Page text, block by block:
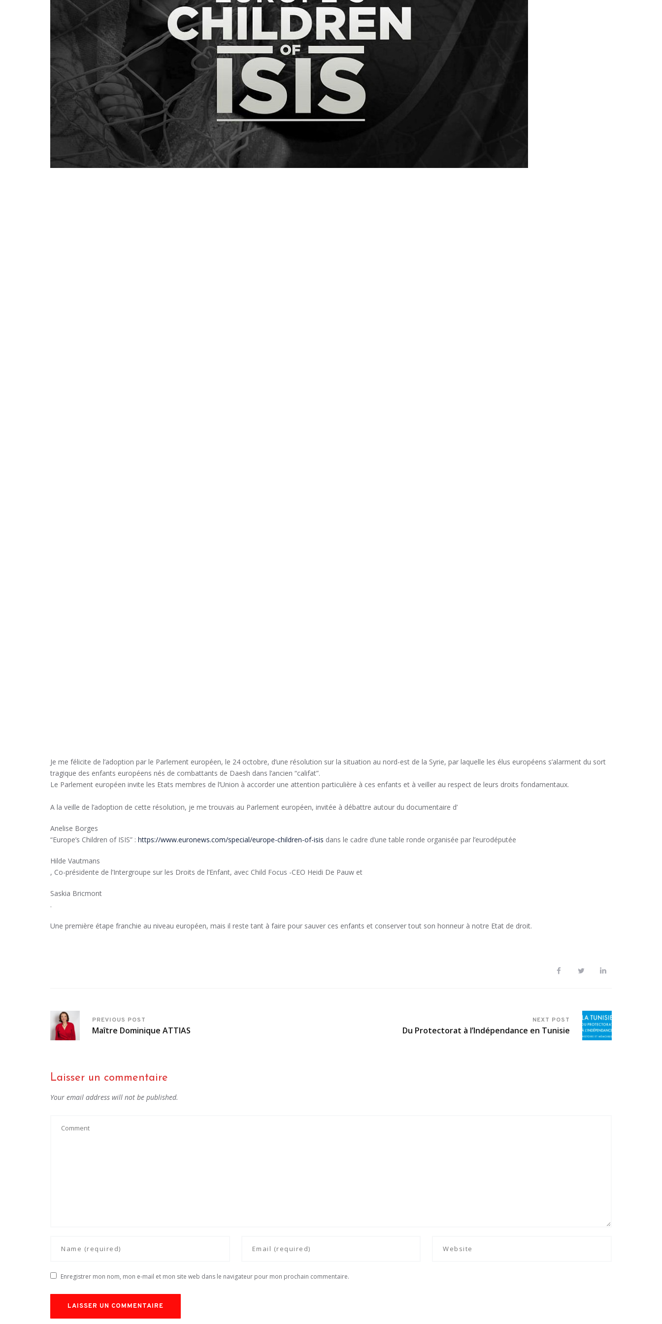
Je me félicite de l’adoption par le Parlement européen, le 24 octobre, d’une résolution sur la situation au nord-est de la Syrie, par laquelle les élus européens s’alarment du sort
tragique des enfants européens nés de combattants de Daesh dans l’ancien “califat”.
Le Parlement européen invite les Etats membres de l’Union à accorder une attention particulière à ces enfants et à veiller au respect de leurs droits fondamentaux.
A la veille de l’adoption de cette résolution, je me trouvais au Parlement européen, invitée à débattre autour du documentaire d’
Anelise Borges
“Europe’s Children of ISIS” : https://www.euronews.com/special/europe-children-of-isis dans le cadre d’une table ronde organisée par l’eurodéputée
Hilde Vautmans
, Co-présidente de l’Intergroupe sur les Droits de l’Enfant, avec Child Focus -CEO Heidi De Pauw et
Saskia Bricmont
.
Une première étape franchie au niveau européen, mais il reste tant à faire pour sauver ces enfants et conserver tout son honneur à notre Etat de droit.
PREVIOUS POST
Maître Dominique ATTIAS
NEXT POST
Du Protectorat à l’Indépendance en Tunisie
Laisser un commentaire
Your email address will not be published.
Enregistrer mon nom, mon e-mail et mon site web dans le navigateur pour mon prochain commentaire.